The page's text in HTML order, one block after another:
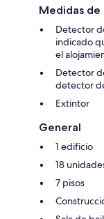
Medidas de
Detector
indicado
el
Detector
detector
Extintor
General
1 edificio
18
7 pisos